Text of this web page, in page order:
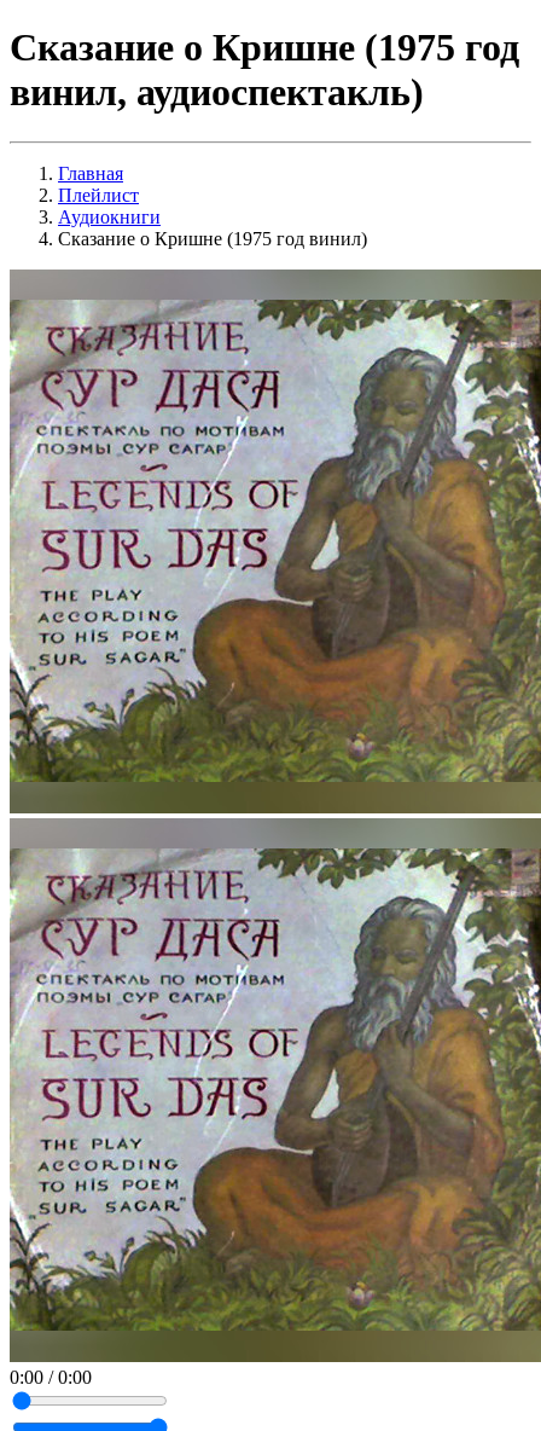
Сказание о Кришне (1975 год
винил, аудиоспектакль)
Главная
Плейлист
Аудиокниги
Сказание о Кришне (1975 год винил)
0:00 /0:00